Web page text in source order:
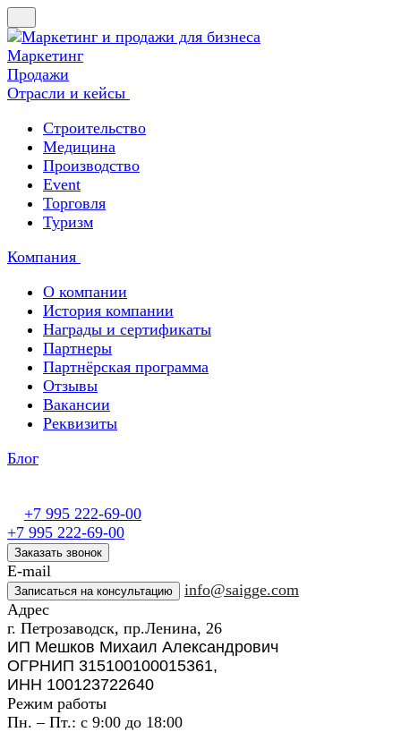
Маркетинг
Продажи
Отрасли и кейсы
Строительство
Медицина
Производство
Event
Торговля
Туризм
Компания
О компании
История компании
Награды и сертификаты
Партнеры
Партнёрская программа
Отзывы
Вакансии
Реквизиты
Блог
+7 995 222-69-00
+7 995 222-69-00
Заказать звонок
E-mail
Записаться на консультацию
info@saigge.com
Адрес
г. Петрозаводск, пр.Ленина, 26
ИП Мешков Михаил Александрович
ОГРНИП 315100100015361,
ИНН 100123722640
Режим работы
Пн. – Пт.: с 9:00 до 18:00